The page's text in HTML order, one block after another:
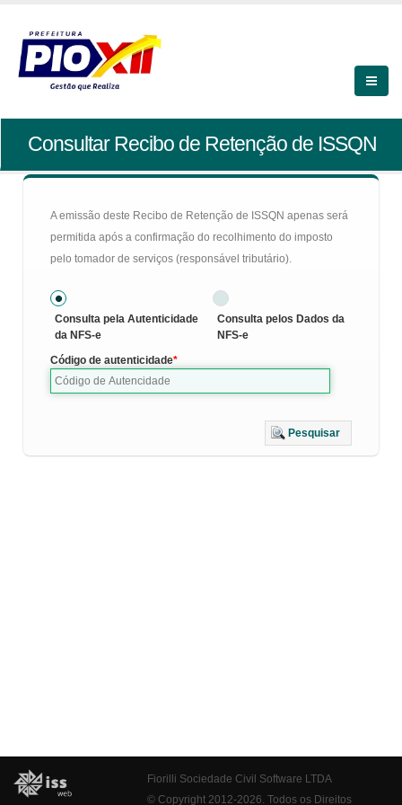
Consultar Recibo de Retenção de ISSQN
A emissão deste Recibo de Retenção de ISSQN apenas será
permitida após a confirmação do recolhimento do imposto
pelo tomador de serviços (responsável tributário).
Consulta pela Autenticidade
da NFS-e
Consulta pelos Dados da
NFS-e
Código de autenticidade
Pesquisar
Fiorilli Sociedade Civil Software LTDA
© Copyright 2012-2026. Todos os Direitos